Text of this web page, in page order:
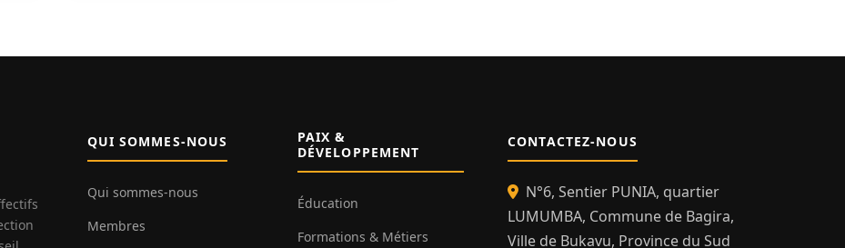
QUI SOMMES-NOUS
Qui sommes-nous
Membres
PAIX &
DÉVELOPPEMENT
Éducation
Formations & Métiers
CONTACTEZ-NOUS
N°6, Sentier PUNIA, quartier
LUMUMBA, Commune de Bagira,
Ville de Bukavu, Province du Sud